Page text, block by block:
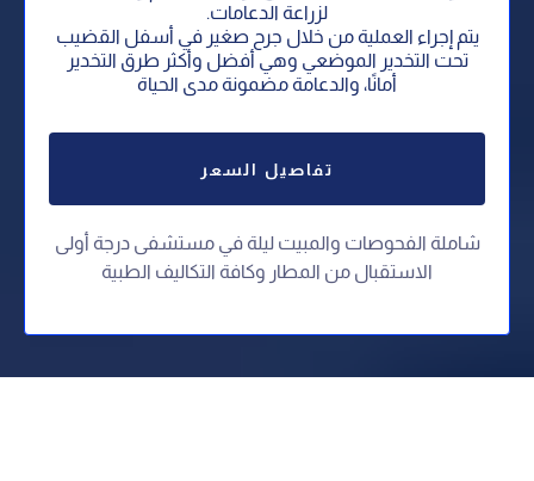
لزراعة الدعامات.
يتم إجراء العملية من خلال جرح صغير في أسفل القضيب
تحت التخدير الموضعي وهي أفضل وأكثر طرق التخدير
أمانًا، والدعامة مضمونة مدى الحياة
تفاصيل السعر
شاملة الفحوصات والمبيت ليلة في مستشفى درجة أولى
⁠الاستقبال من المطار وكافة التكاليف الطبية